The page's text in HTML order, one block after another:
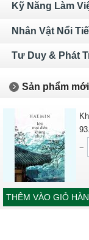
Kỹ Năng Làm
Nhân Vật Nổi
Tư Duy & Phát
Sản phẩm
−
THÊM VÀO GIỎ